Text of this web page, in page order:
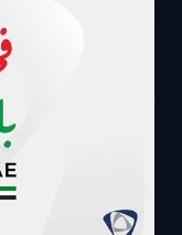
يمكننا معاودة الاتصال بك